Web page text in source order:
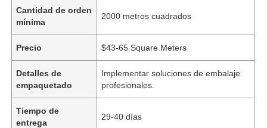
Cantidad de orden
mínima
2000 metros cuadrados
Precio $43-65 Square Meters
Detalles de
empaquetado
Implementar soluciones de embalaje
profesionales.
Tiempo de
entrega
29-40 días